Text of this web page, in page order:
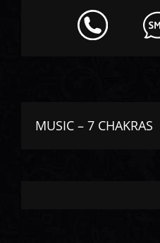
MUSIC – 7 CHAKRAS